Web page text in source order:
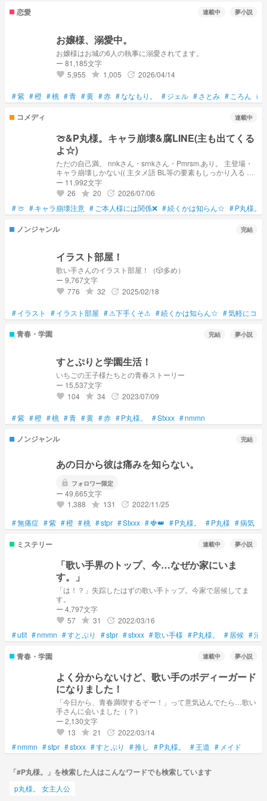
恋愛 連載中 夢小説
お嬢様、溺愛中。
お嬢様はお城の6人の執事に溺愛されてます。
ー 81,185文字
favorite 5,955 grade 1,005 update 2026/04/14
#紫 #橙 #桃 #青 #黄 #赤 #ななもり。 #ジェル #さとみ # ころん #
コメディ 連載中
🍈&P丸様。キャラ崩壊&腐LINE(主も出てくる
よ☆)
ただの自己満。 nnkさん・srnkさん・Pmrsm.あり。 主登場・
キャラ崩壊しかない(( 主タメ語 BL等の要素もしっかり入る 他
界隈話あり nmmn 上記に1つでも地雷があれば🔙
ー 11,992文字
favorite 26 grade 20 update 2026/07/06
#🍈 #キャラ崩壊注意 # ご本人様には関係❌ #続くかは知らん☆ #P丸様。
ノンジャンル 完結
イラスト部屋！
歌い手さんのイラスト部屋！（🎲多め）
ー 9,767文字
favorite 776 grade 32 update 2025/02/18
#イラスト #イラスト部屋 #⚠下手くそ⚠ #続くかは知らん☆ #気軽にコメ
青春・学園 完結 夢小説
すとぷりと学園生活！
いちごの王子様たちとの青春ストーリー
ー 15,537文字
favorite 104 grade 34 update 2023/07/09
#紫 #橙 #桃 #青 #黄 #赤 #P丸様。 #Stxxx #nmmn
ノンジャンル 完結
あの日から彼は痛みを知らない。
lock フォロワー限定
ー 49,665文字
favorite 1,388 grade 131 update 2022/11/25
#無痛症 #紫 #橙 #桃 #stpr #Stxxx #🍓👑 #P丸様。 #P丸様 #病気
ミステリー 連載中 夢小説
「歌い手界のトップ、今…なぜか家にいま
す。」
「は！？」失踪したはずの歌い手トップ。今家で居候してま
す。
ー 4,797文字
favorite 57 grade 31 update 2022/03/16
#utit #nmmn #すとぷり #stpr #stxxx #歌い手様 #P丸様。 # 居候 #消
青春・学園 連載中 夢小説
よく分からないけど、歌い手のボディーガード
になりました！
「今日から、青春満喫するぞー！」って意気込んでたら…歌い
手さんに会いました（？）
ー 2,130文字
favorite 13 grade 21 update 2022/03/14
#nmmn #stpr #stxxx #すとぷり #推し #P丸様。 #王道 # メイド
「#P丸様。」を検索した人はこんなワードでも検索しています
p丸様。 女主人公